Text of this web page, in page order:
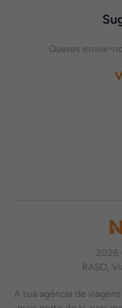
2026
RASO,
A tua agência de
Queres enviar-